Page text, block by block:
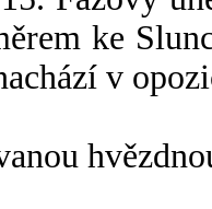
ke
v